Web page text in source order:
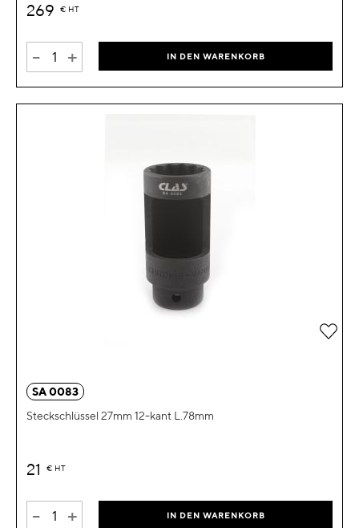
269 € HT
- + IN DEN WARENKORB
SA 0083
Steckschlüssel 27mm 12-kant L.78mm
21 € HT
- + IN DEN WARENKORB
Zur